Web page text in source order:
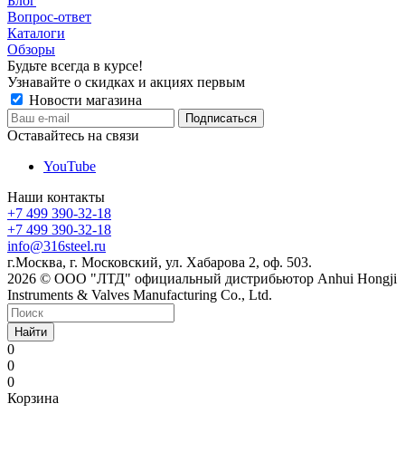
Вопрос-ответ
Каталоги
Обзоры
Будьте всегда в курсе!
Узнавайте о скидках и акциях первым
Новости магазина
Оставайтесь на связи
YouTube
Наши контакты
+7 499 390-32-18
+7 499 390-32-18
info@316steel.ru
г.Москва, г. Московский, ул. Хабарова 2, оф. 503.
2026 © ООО "ЛТД" официальный дистрибьютор Anhui Hongji
Instruments & Valves Manufacturing Co., Ltd.
Найти
0
0
0
Корзина